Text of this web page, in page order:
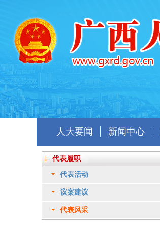
人大要闻 新闻中心
代表履职
代表活动
议案建议
代表风采